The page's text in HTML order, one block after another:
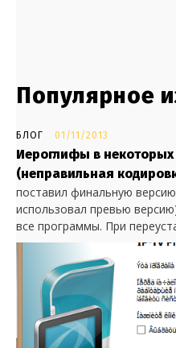
Популярное
БЛОГ 01/11/2013
Иероглифы в
(неправильная
поставил финальную
использовал превью
все программы. При